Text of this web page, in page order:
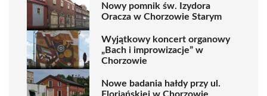
Nowy pomnik św. Izydora
Oracza w Chorzowie Starym
Wyjątkowy koncert organowy
„Bach i improwizacje” w
Chorzowie
Nowe badania hałdy przy ul.
Floriańskiej w Chorzowie